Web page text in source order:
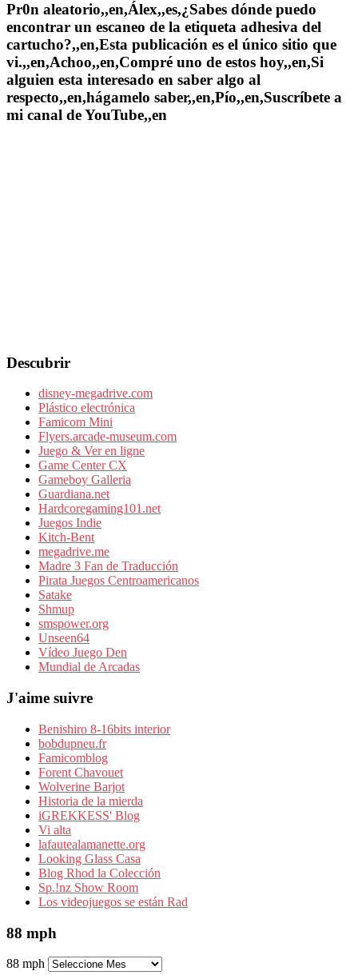
Pr0n aleatorio,,en,Álex,,es,¿Sabes dónde puedo
encontrar un escaneo de la etiqueta adhesiva del
cartucho?,,en,Esta publicación es el único sitio que
vi.,,en,Achoo,,en,Compré uno de estos hoy,,en,Si
alguien esta interesado en saber algo al
respecto,,en,hágamelo saber,,en,Pío,,en,Suscríbete a
mi canal de YouTube,,en
Descubrir
disney-megadrive.com
Plástico electrónica
Famicom Mini
Flyers.arcade-museum.com
Juego & Ver en ligne
Game Center CX
Gameboy Galleria
Guardiana.net
Hardcoregaming101.net
Juegos Indie
Kitch-Bent
megadrive.me
Madre 3 Fan de Traducción
Pirata Juegos Centroamericanos
Satake
Shmup
smspower.org
Unseen64
Vídeo Juego Den
Mundial de Arcadas
J'aime suivre
Benishiro 8-16bits interior
bobdupneu.fr
Famicomblog
Forent Chavouet
Wolverine Barjot
Historia de la mierda
iGREKKESS' Blog
Vi alta
lafautealamanette.org
Looking Glass Casa
Blog Rhod la Colección
Sp.!nz Show Room
Los videojuegos se están Rad
88 mph
88 mph